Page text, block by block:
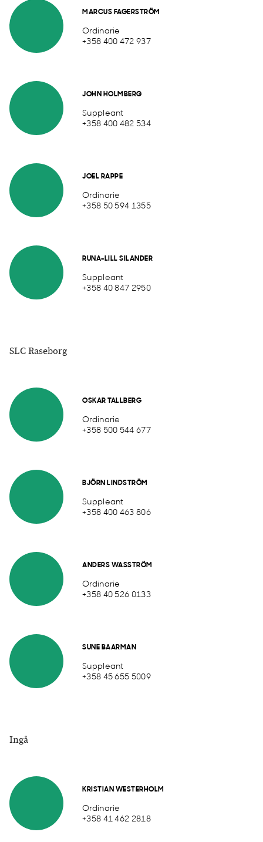
MARCUS FAGERSTRÖM
Ordinarie
+358 400 472 937
JOHN HOLMBERG
Suppleant
+358 400 482 534
JOEL RAPPE
Ordinarie
+358 50 594 1355
RUNA-LILL SILANDER
Suppleant
+358 40 847 2950
SLC Raseborg
OSKAR TALLBERG
Ordinarie
+358 500 544 677
BJÖRN LINDSTRÖM
Suppleant
+358 400 463 806
ANDERS WASSTRÖM
Ordinarie
+358 40 526 0133
SUNE BAARMAN
Suppleant
+358 45 655 5009
Ingå
KRISTIAN WESTERHOLM
Ordinarie
+358 41 462 2818